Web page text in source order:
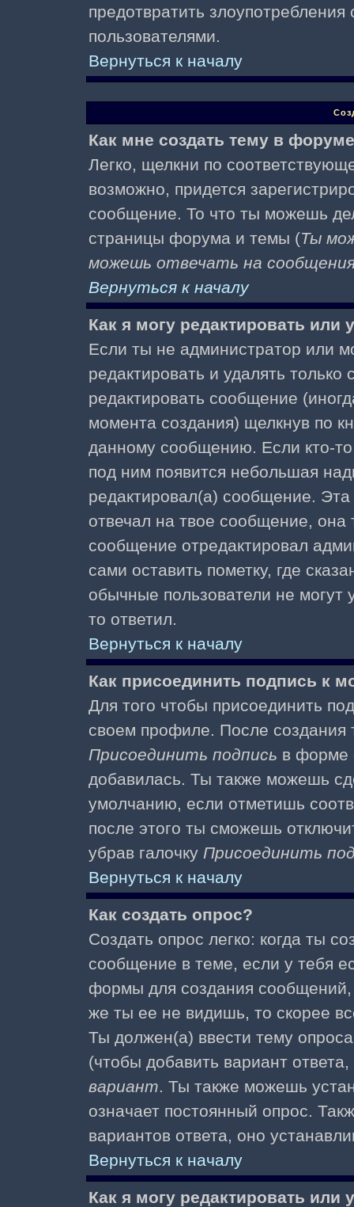
предотвратить
пользователями.
Вернуться к началу
Как мне создать тему в
Легко, щелкни по
возможно, придется
сообщение. То что ты можешь
страницы форума и темы (Ты
можешь отвечать на
Вернуться к началу
Как я могу редактировать или
Если ты не администратор или
редактировать и удалять
редактировать сообщение
момента создания) щелкнув по
данному сообщению. Если кто-
под ним появится небольшая
редактировал(а) сообщение. Эта
отвечал на твое сообщение, она
сообщение отредактировал
сами оставить пометку, где
обычные пользователи не могут
то ответил.
Вернуться к началу
Как присоединить подпись к
Для того чтобы присоединить
своем профиле. После создания
Присоединить подпись в форме
добавилась. Ты также можешь
умолчанию, если отметишь
после этого ты сможешь
убрав галочку Присоединить
Вернуться к началу
Как создать опрос?
Создать опрос легко: когда ты
сообщение в теме, если у тебя
формы для создания
же ты ее не видишь, то скорее
Ты должен(а) ввести тему
(чтобы добавить вариант
вариант. Ты также можешь
означает постоянный опрос.
вариантов ответа, оно
Вернуться к началу
Как я могу редактировать или